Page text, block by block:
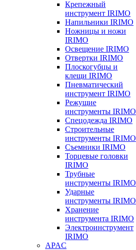
Крепежный
инструмент IRIMO
Напильники IRIMO
Ножницы и ножи
IRIMO
Освещение IRIMO
Отвертки IRIMO
Плоскогубцы и
клещи IRIMO
Пневматический
инструмент IRIMO
Режущие
инструменты IRIMO
Спецодежда IRIMO
Строительные
инструменты IRIMO
Съемники IRIMO
Торцевые головки
IRIMO
Трубные
инструменты IRIMO
Ударные
инструменты IRIMO
Хранение
инструмента IRIMO
Электроинструмент
IRIMO
APAC